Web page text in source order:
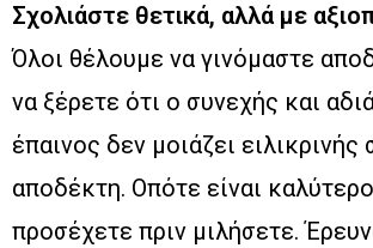
Σχολιάστε θετικά, αλλά με
Όλοι θέλουμε να γινόμαστε
να ξέρετε ότι ο συνεχής και
έπαινος δεν μοιάζει ειλικρινής
αποδέκτη. Οπότε είναι
προσέχετε πριν μιλήσετε.